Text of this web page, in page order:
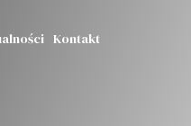
Kontakt